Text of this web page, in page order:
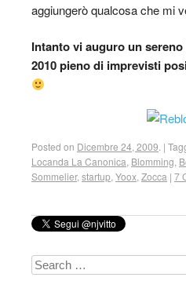
aggiungerò qualcosa che mi
Intanto vi auguro un
2010 pieno di imprevisti
Posted on Dicembre 24, 2009 |
Locanda La Canonica Blomming
Sommelier, startup Yoox Zocca | 7
Search